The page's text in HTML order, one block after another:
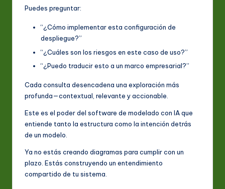
Puedes preguntar:
“¿Cómo implementar esta configuración de
despliegue?”
“¿Cuáles son los riesgos en este caso de uso?”
“¿Puedo traducir esto a un marco empresarial?”
Cada consulta desencadena una exploración más
profunda—contextual, relevante y accionable.
Este es el poder del software de modelado con IA que
entiende tanto la estructura como la intención detrás
de un modelo.
Ya no estás creando diagramas para cumplir con un
plazo. Estás construyendo un entendimiento
compartido de tu sistema.